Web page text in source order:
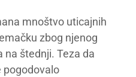
mnoštvo uticajnih
zbog njenog
na štednji. Teza da
pogodovalo